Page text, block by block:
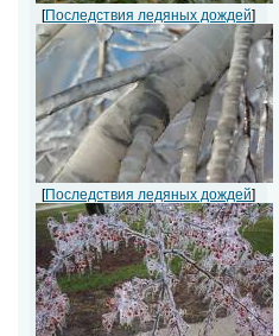
[Последствия ледяных дождей]
[Последствия ледяных дождей]